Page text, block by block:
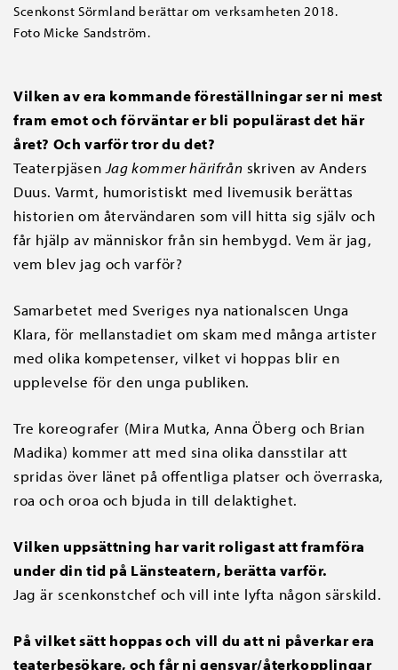
Scenkonst Sörmland berättar om verksamheten 2018.
Foto Micke Sandström.
Vilken av era kommande föreställningar ser ni mest
fram emot och förväntar er bli populärast det här
året? Och varför tror du det?
Teaterpjäsen Jag kommer härifrån skriven av Anders
Duus. Varmt, humoristiskt med livemusik berättas
historien om återvändaren som vill hitta sig själv och
får hjälp av människor från sin hembygd. Vem är jag,
vem blev jag och varför?
Samarbetet med Sveriges nya nationalscen Unga
Klara, för mellanstadiet om skam med många artister
med olika kompetenser, vilket vi hoppas blir en
upplevelse för den unga publiken.
Tre koreografer (Mira Mutka, Anna Öberg och Brian
Madika) kommer att med sina olika dansstilar att
spridas över länet på offentliga platser och överraska,
roa och oroa och bjuda in till delaktighet.
Vilken uppsättning har varit roligast att framföra
under din tid på Länsteatern, berätta varför.
Jag är scenkonstchef och vill inte lyfta någon särskild.
På vilket sätt hoppas och vill du att ni påverkar era
teaterbesökare, och får ni gensvar/återkopplingar